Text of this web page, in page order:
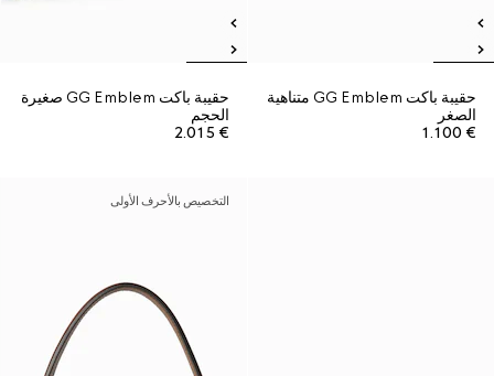
حقيبة باكت GG Emblem متناهية
الصغر
€ 1.100
حقيبة باكت GG Emblem صغيرة
الحجم
€ 2.015
التخصيص بالأحرف الأولى